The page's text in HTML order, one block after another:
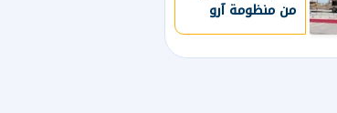
من منظومة آرو
للدفاع الصاروخي